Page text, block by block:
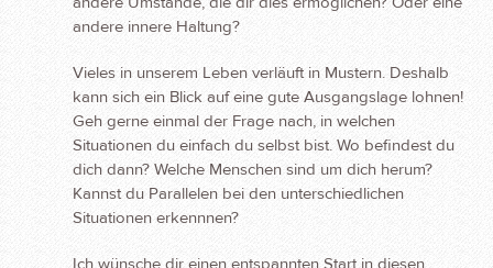
andere innere Haltung?
Vieles in unserem Leben verläuft in Mustern. Deshalb
kann sich ein Blick auf eine gute Ausgangslage lohnen!
Geh gerne einmal der Frage nach, in welchen
Situationen du einfach du selbst bist. Wo befindest du
dich dann? Welche Menschen sind um dich herum?
Kannst du Parallelen bei den unterschiedlichen
Situationen erkennnen?